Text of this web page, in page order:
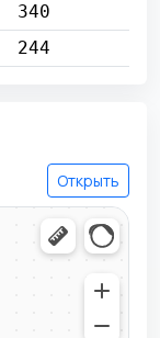
340
244
Открыть